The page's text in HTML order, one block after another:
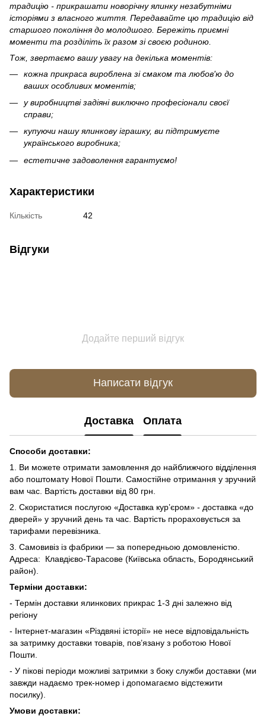
традицію - прикрашати новорічну ялинку незабутніми
історіями з власного життя. Передавайте цю традицію від
старшого покоління до молодшого. Бережіть приємні
моменти та розділіть їх разом зі своєю родиною.
Тож, звертаємо вашу увагу на декілька моментів:
кожна прикраса вироблена зі смаком та любов'ю до
ваших особливих моментів;
у виробництві задіяні виключно професіонали своєї
справи;
купуючи нашу ялинкову іграшку, ви підтримуєте
українського виробника;
естетичне задоволення гарантуємо!
Характеристики
Кількість 42
Відгуки
Додайте перший відгук
Написати відгук
Доставка Оплата
Способи доставки:
1. Ви можете отримати замовлення до найближчого відділення
або поштомату Нової Пошти. Самостійне отримання у зручний
вам час. Вартість доставки від 80 грн.
2. Скористатися послугою «Доставка курʼєром» - доставка «до
дверей» у зручний день та час. Вартість прораховується за
тарифами перевізника.
3. Самовивіз із фабрики — за попередньою домовленістю.
Адреса: Клавдієво-Тарасове (Київська область, Бородянський
район).
Терміни доставки:
- Термін доставки ялинкових прикрас 1-3 дні залежно від
регіону
- Інтернет-магазин «Різдвяні історії» не несе відповідальність
за затримку доставки товарів, пов’язану з роботою Нової
Пошти.
- У пікові періоди можливі затримки з боку служби доставки (ми
завжди надаємо трек-номер і допомагаємо відстежити
посилку).
Умови доставки: